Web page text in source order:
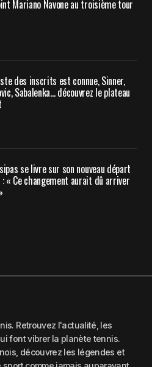
Mariano Navone au troisième tour
des inscrits est connue, Sinner,
Sabalenka… découvrez le plateau
se livre sur son nouveau départ
« Ce changement aurait dû arriver
Retrouvez l'actualité, les
font vibrer la planète tennis.
découvrez les légendes et